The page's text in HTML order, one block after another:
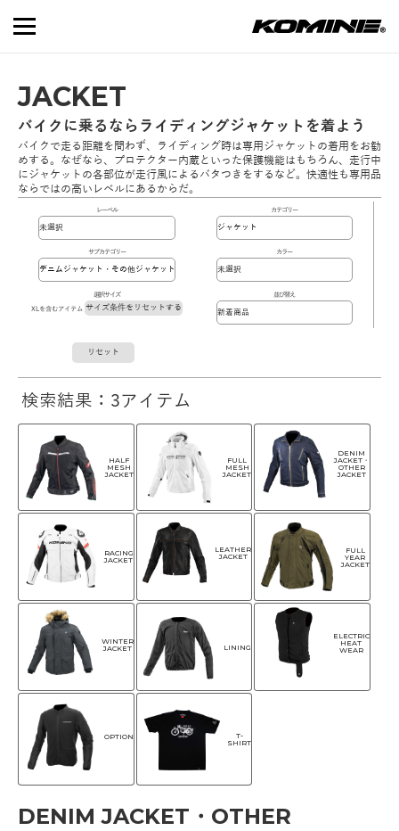
JACKET
バイクに乗るならライディングジャケットを着よう
バイクで走る距離を問わず、ライディング時は専用ジャケットの着用をお勧
めする。なぜなら、プロテクター内蔵といった保護機能はもちろん、走行中
にジャケットの各部位が走行風によるバタつきをするなど。快適性も専用品
ならではの高いレベルにあるからだ。
レーベル カテゴリー
サブカテゴリー カラー
選択サイズ
XLを含むアイテム サイズ条件をリセットする
並び替え
リセット
検索結果：3アイテム
HALF
MESH
JACKET
FULL
MESH
JACKET
DENIM
JACKET・
OTHER
JACKET
RACING
JACKET
LEATHER
JACKET
FULL
YEAR
JACKET
WINTER
JACKET
LINING
ELECTRIC
HEAT
WEAR
OPTION
T-
SHIRT
DENIM JACKET・OTHER